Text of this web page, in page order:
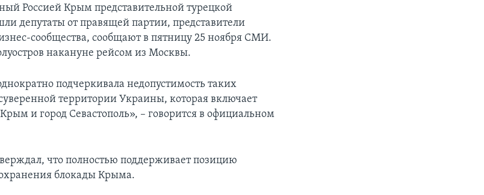
Россией Крым представительной турецкой
депутаты от правящей партии, представители
сообщества, сообщают в пятницу 25 ноября СМИ.
накануне рейсом из Москвы.
подчеркивала недопустимость таких
территории Украины, которая включает
и город Севастополь», – говорится в официальном
что полностью поддерживает позицию
блокады Крыма.